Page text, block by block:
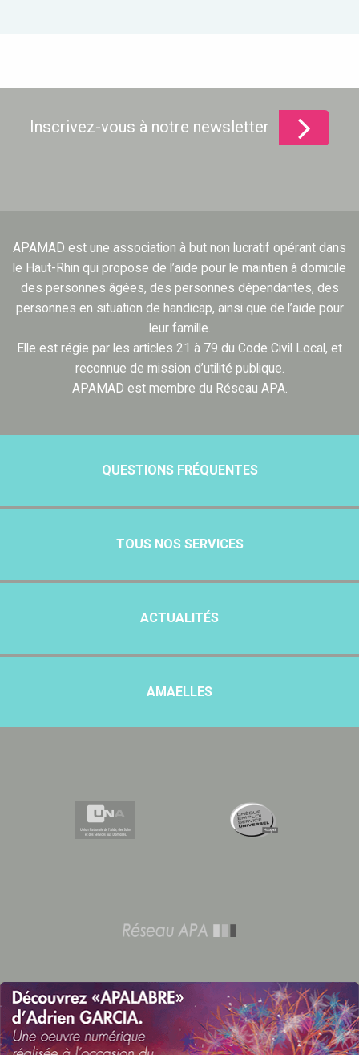
Inscrivez-vous à notre newsletter
APAMAD est une association à but non lucratif opérant dans
le Haut-Rhin qui propose de l’aide pour le maintien à domicile
des personnes âgées, des personnes dépendantes, des
personnes en situation de handicap, ainsi que de l’aide pour
leur famille.
Elle est régie par les articles 21 à 79 du Code Civil Local, et
reconnue de mission d’utilité publique.
APAMAD est membre du Réseau APA.
QUESTIONS FRÉQUENTES
TOUS NOS SERVICES
ACTUALITÉS
AMAELLES